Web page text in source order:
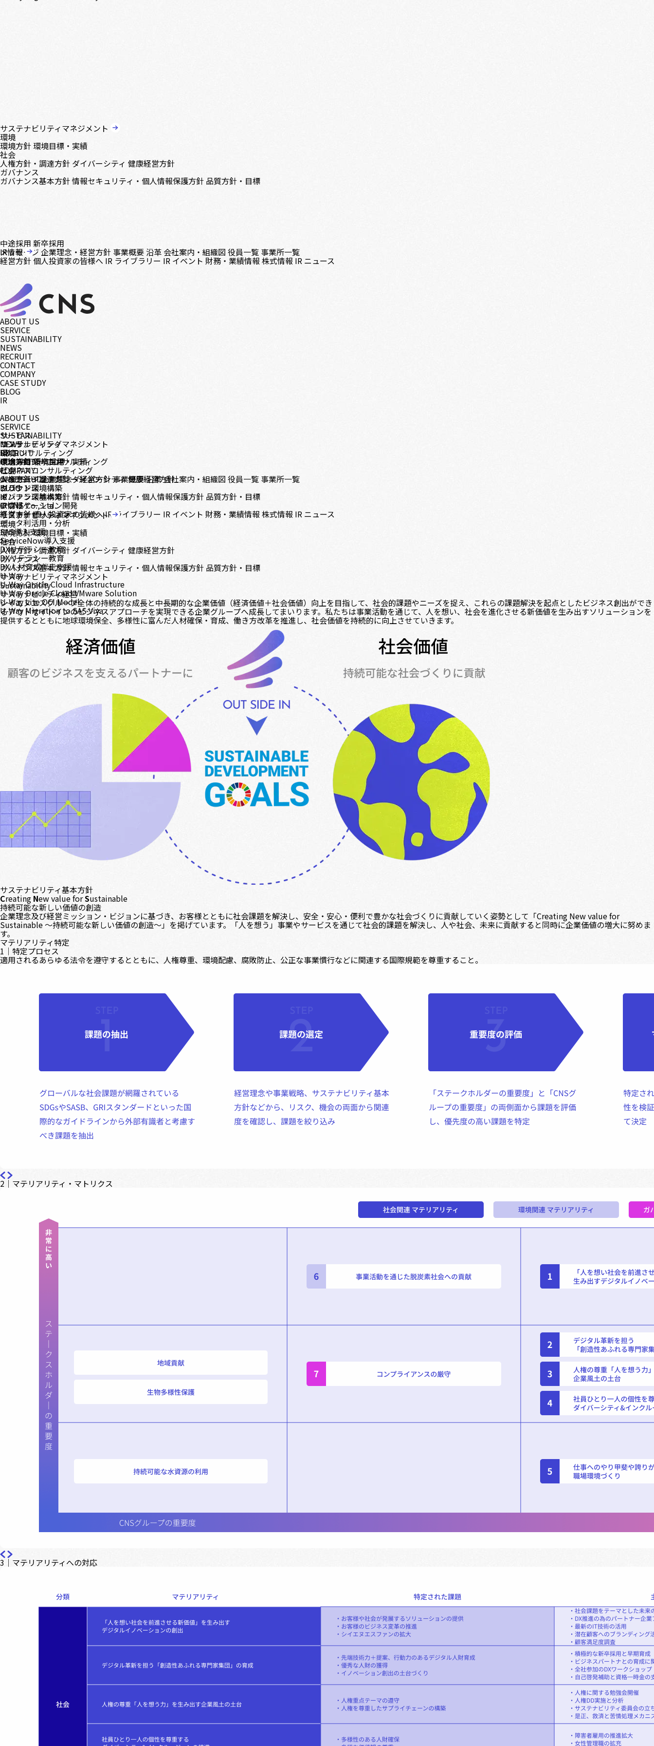
サステナビリティマネジメント
環境
環境方針環境目標・実績
社会
人権方針・調達方針 ダイバーシティ 健康経営方針
ガバナンス
ガバナンス基本方針情報セキュリティ・個人情報保護方針 品質方針・目標
中途採用 新卒採用
メッセージ 企業理念・経営方針 事業概要 沿革 会社案内・組織図 役員一覧 事業所一覧
IR情報
経営方針 個人投資家の皆様へ IR ライブラリー IR イベント 財務・業績情報 株式情報 IR ニュース
ABOUT US
SERVICE
SUSTAINABILITY
NEWS
RECRUIT
CONTACT
COMPANY
CASE STUDY
BLOG
IR
ABOUT US
SERVICE
サービス
コンサルティング
DX コンサルティング
テクノロジーコンサルティング
ビジネスコンサルティング
システムインテグレーション
クラウド環境構築
インフラ環境構築
アプリケーション開発
モダナイゼーション
データ利活用・分析
SAS導入支援
ServiceNow導入支援
DXリテラシー教育
DXリテラシー教育
DX人材育成伴走支援
U-Way
U-Way Oracle Cloud Infrastructure
U-Way Oracle Cloud VMware Solution
U-Way Lite OCI Model
U-Way Migration to SAS Viya
SUSTAINABILITY
サステナビリティマネジメント
環境
環境方針環境目標・実績
社会
人権方針・調達方針ダイバーシティ健康経営方針
ガバナンス
ガバナンス基本方針情報セキュリティ・個人情報保護方針 品質方針・目標
NEWS
RECRUIT
中途採用新卒採用
CONTACT
COMPANY
メッセージ企業理念・経営方針事業概要沿革会社案内・組織図 役員一覧 事業所一覧
CASE STUDY
BLOG
IR
IR情報
経営方針個人投資家の皆様へIR ライブラリー IR イベント 財務・業績情報 株式情報 IR ニュース
© CNS Co., Ltd.
サステナビリティマネジメント
環境
環境方針環境目標・実績
社会
人権方針・調達方針 ダイバーシティ 健康経営方針
ガバナンス
ガバナンス基本方針情報セキュリティ・個人情報保護方針 品質方針・目標
サステナビリティマネジメント
Sustainability
サステナビリティ経営
シイエヌエスグループ全体の持続的な成長と中長期的な企業価値（経済価値＋社会価値）向上を目指して、社会的課題やニーズを捉え、これらの課題解決を起点としたビジネス創出ができ
るアウトサイドインのビジネスアプローチを実現できる企業グループへ成長してまいります。私たちは事業活動を通じて、人を想い、社会を進化させる新価値を生み出すソリューションを
提供するとともに地球環境保全、多様性に富んだ人材確保・育成、働き方改革を推進し、社会価値を持続的に向上させていきます。
サステナビリティ基本方針
Creating New value forSustainable
持続可能な新しい価値の創造
企業理念及び経営ミッション・ビジョンに基づき、お客様とともに社会課題を解決し、安全・安心・便利で豊かな社会づくりに貢献していく姿勢として「Creating New value for
Sustainable ～持続可能な新しい価値の創造～」を掲げています。「人を想う」事業やサービスを通じて社会的課題を解決し、人や社会、未来に貢献すると同時に企業価値の増大に努めま
す。
マテリアリティ特定
1｜特定プロセス
適用されるあらゆる法令を遵守するとともに、人権尊重、環境配慮、腐敗防止、公正な事業慣行などに関連する国際規範を尊重すること。
2｜マテリアリティ・マトリクス
3｜マテリアリティへの対応